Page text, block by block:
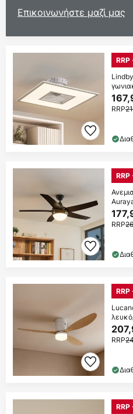
Επικοινωνήστε μαζί μας
RRP
RRP
RRP